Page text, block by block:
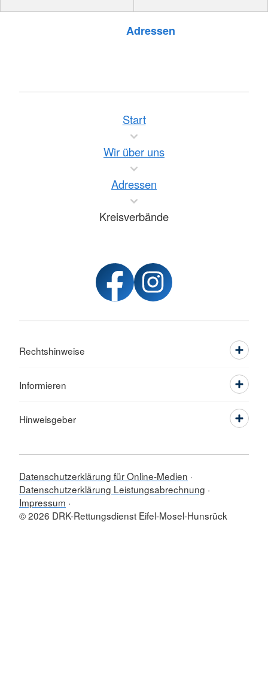
Adressen
Start
Wir über uns
Adressen
Kreisverbände
Rechtshinweise
Informieren
Hinweisgeber
Datenschutzerklärung für Online-Medien
Datenschutzerklärung Leistungsabrechnung
Impressum
© 2026 DRK-Rettungsdienst Eifel-Mosel-Hunsrück